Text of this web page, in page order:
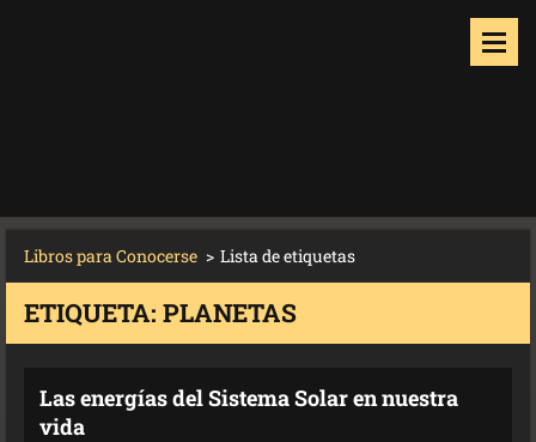
Libros para Conocerse > Lista de etiquetas
ETIQUETA: PLANETAS
Las energías del Sistema Solar en nuestra
vida